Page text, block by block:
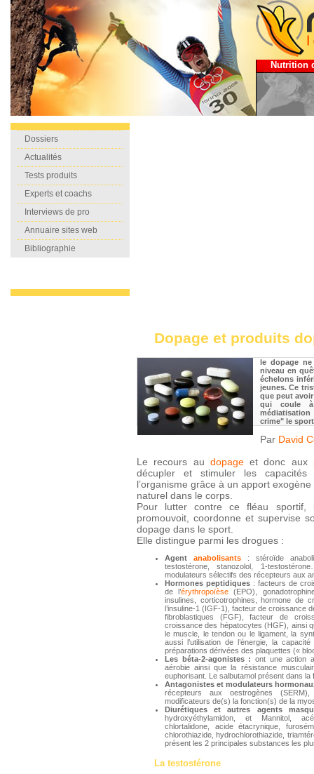
Nutrition
Dossiers
Actualités
Tests produits
Experts et coachs
Interviews de pro
Annuaire sites web
Bibliographie
Dopage et produits
le dopage
niveau en
échelons
jeunes. Ce
que peut
qui coule
crime" le
Par David
Le recours au dopageet donc aux
décupler et stimuler les capacités
l’organisme grâce à un apport
naturel dans le corps.
Pour lutter contre ce fléau sportif,
promouvoit, coordonne et supervise
dopage dans le sport.
Elle distingue parmi les drogues :
Agent anabolisants : stéroïde
testostérone, stanozolol, 1-
modulateurs sélectifs des récepteurs aux
Hormones peptidiques: facteurs de
de l’érythropoïèse (EPO),
insulines, corticotrophines, hormone de
l’insuline-1 (IGF-1), facteur de croissance
fibroblastiques (FGF), facteur de
croissance des hépatocytes (HGF), ainsi
le muscle, le tendon ou le ligament, la
aussi l’utilisation de l’énergie, la
préparations dérivées des plaquettes («
Les béta-2-agonistes : ont une action
aérobie ainsi que la résistance
euphorisant. Le salbutamol présent dans la
Antagonistes et modulateurs
récepteurs aux oestrogènes
modificateurs de(s) la fonction(s) de la
Diurétiques et autres agents
hydroxyéthylamidon, et Mannitol,
chlortalidone, acide étacrynique,
chlorothiazide, hydrochlorothiazide,
présent les 2 principales substances les
La testostérone